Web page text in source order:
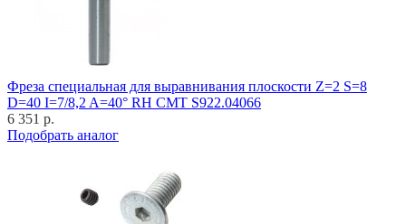
Фреза специальная для выравнивания плоскости Z=2 S=8
D=40 I=7/8,2 A=40° RH CMT S922.04066
6 351 р.
Подобрать аналог